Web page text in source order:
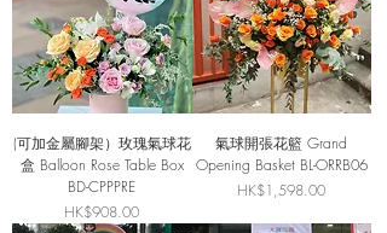
(可加金屬腳架）玫瑰氣球花
盒 Balloon Rose Table Box
BD-CPPPRE
價格
HK$908.00
氣球開張花籃 Grand
Opening Basket BL-ORRB06
價格
HK$1,598.00